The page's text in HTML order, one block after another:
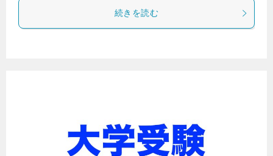
続きを読む